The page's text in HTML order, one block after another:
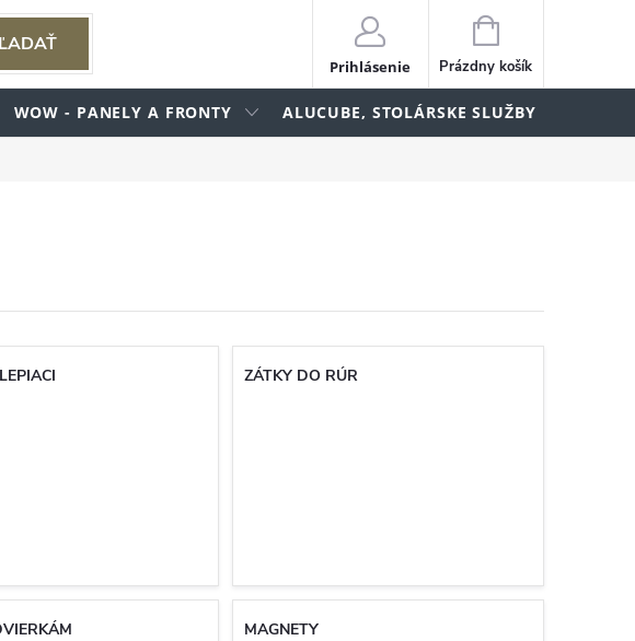
Prihlásenie
NÁKUPNÝ
KOŠÍK
Prázdny košík
WOW - PANELY A FRONTY ALUCUBE, STOLÁRSKE SLUŽBY
ZÁTKY DO RÚR
MAGNETY